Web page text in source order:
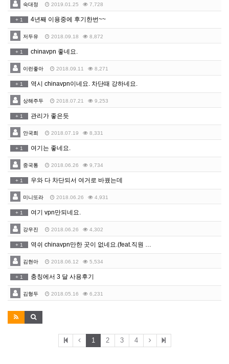
숙대정 2019.01.25 7,728
+ 1 4년째 이용중에 후기한번~~
저두유 2018.09.18 8,872
+ 1 chinavpn 좋네요.
이런좋아 2018.09.11 8,271
+ 1 역시 chinavpn이네요. 차단때 강하네요.
상해주두 2018.07.21 9,253
+ 1 관리가 좋은듯
안국희 2018.07.19 8,331
+ 1 여기는 좋네요.
중국통 2018.06.26 9,734
+ 1 우와 다 차단되서 여거로 바꿨는데
미니또라 2018.06.26 4,931
+ 1 여기 vpn만되네요.
강우진 2018.06.26 4,302
+ 1 역쉬 chinavpn만한 곳이 없네요.(feat.직원 …
김현아 2018.06.12 5,534
+ 1 충칭에서 3 달 사용후기
김형두 2018.05.16 6,231
1 2 3 4